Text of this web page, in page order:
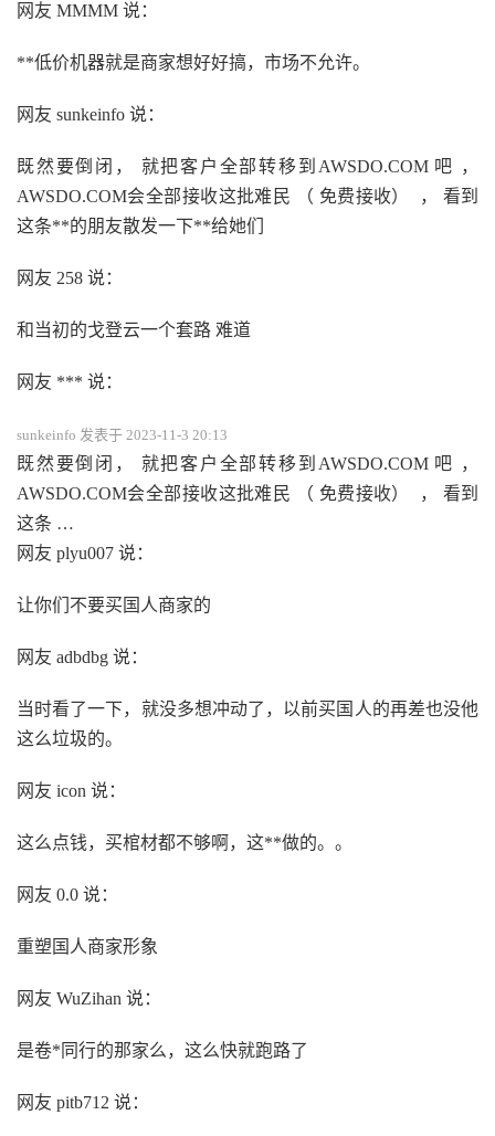
网友 MMMM 说：
**低价机器就是商家想好好搞，市场不允许。
网友 sunkeinfo 说：
既然要倒闭， 就把客户全部转移到AWSDO.COM 吧 ，
AWSDO.COM会全部接收这批难民 （ 免费接收） ， 看到
这条**的朋友散发一下**给她们
网友 258 说：
和当初的戈登云一个套路 难道
网友 *** 说：
sunkeinfo 发表于 2023-11-3 20:13
既然要倒闭， 就把客户全部转移到AWSDO.COM 吧 ，
AWSDO.COM会全部接收这批难民 （ 免费接收） ， 看到
这条 …
网友 plyu007 说：
让你们不要买国人商家的
网友 adbdbg 说：
当时看了一下，就没多想冲动了，以前买国人的再差也没他
这么垃圾的。
网友 icon 说：
这么点钱，买棺材都不够啊，这**做的。。
网友 0.0 说：
重塑国人商家形象
网友 WuZihan 说：
是卷*同行的那家么，这么快就跑路了
网友 pitb712 说：